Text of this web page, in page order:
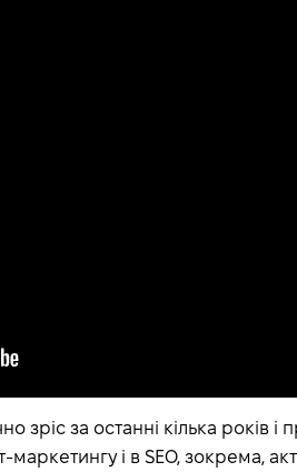
зріс за останні кілька років
маркетингу і в SEO, зокрема,